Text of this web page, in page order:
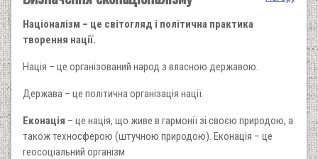
Націоналізм – це світогляд і політична практика
творення нації.
Нація – це організований народ з власною державою.
Держава – це політична організація нації.
Еконація – це нація, що живе в гармонії зі своєю природою, а
також техносферою (штучною природою). Еконація – це
геосоціальний організм.